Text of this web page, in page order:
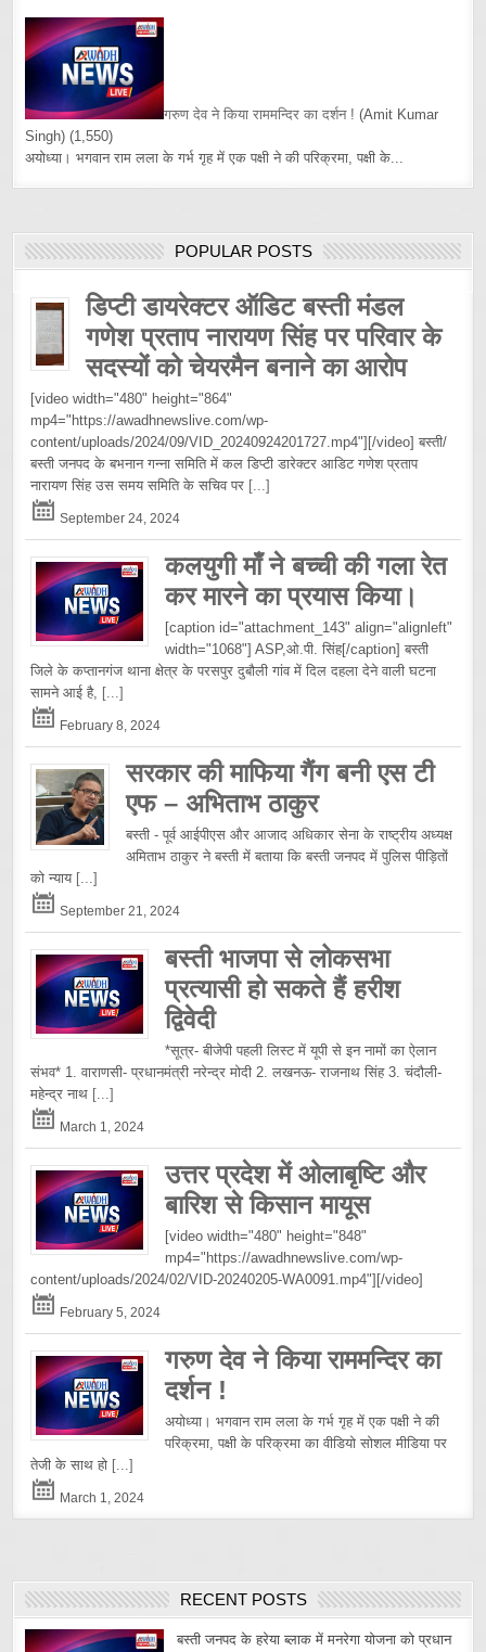
गरुण देव ने किया राममन्दिर का दर्शन ! (Amit Kumar
Singh) (1,550)
अयोध्या। भगवान राम लला के गर्भ गृह में एक पक्षी ने की परिक्रमा, पक्षी के...
POPULAR POSTS
डिप्टी डायरेक्टर ऑडिट बस्ती मंडल
गणेश प्रताप नारायण सिंह पर परिवार के
सदस्यों को चेयरमैन बनाने का आरोप
[video width="480" height="864"
mp4="https://awadhnewslive.com/wp-
content/uploads/2024/09/VID_20240924201727.mp4"][/video] बस्ती/
बस्ती जनपद के बभनान गन्ना समिति में कल डिप्टी डारेक्टर आडिट गणेश प्रताप
नारायण सिंह उस समय समिति के सचिव पर [...]
September 24, 2024
कलयुगी माँ ने बच्ची की गला रेत
कर मारने का प्रयास किया।
[caption id="attachment_143" align="alignleft"
width="1068"] ASP,ओ.पी. सिंह[/caption] बस्ती
जिले के कप्तानगंज थाना क्षेत्र के परसपुर दुबौली गांव में दिल दहला देने वाली घटना
सामने आई है, [...]
February 8, 2024
सरकार की माफिया गैंग बनी एस टी
एफ – अभिताभ ठाकुर
बस्ती - पूर्व आईपीएस और आजाद अधिकार सेना के राष्ट्रीय अध्यक्ष
अमिताभ ठाकुर ने बस्ती में बताया कि बस्ती जनपद में पुलिस पीड़ितों
को न्याय [...]
September 21, 2024
बस्ती भाजपा से लोकसभा
प्रत्यासी हो सकते हैं हरीश
द्विवेदी
*सूत्र- बीजेपी पहली लिस्ट में यूपी से इन नामों का ऐलान
संभव* 1. वाराणसी- प्रधानमंत्री नरेन्द्र मोदी 2. लखनऊ- राजनाथ सिंह 3. चंदौली-
महेन्द्र नाथ [...]
March 1, 2024
उत्तर प्रदेश में ओलाबृष्टि और
बारिश से किसान मायूस
[video width="480" height="848"
mp4="https://awadhnewslive.com/wp-
content/uploads/2024/02/VID-20240205-WA0091.mp4"][/video]
February 5, 2024
गरुण देव ने किया राममन्दिर का
दर्शन !
अयोध्या। भगवान राम लला के गर्भ गृह में एक पक्षी ने की
परिक्रमा, पक्षी के परिक्रमा का वीडियो सोशल मीडिया पर
तेजी के साथ हो [...]
March 1, 2024
RECENT POSTS
बस्ती जनपद के हरेया ब्लाक में मनरेगा योजना को प्रधान